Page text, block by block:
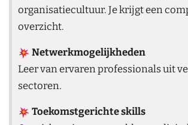
organisatiecultuur. Je krijgt een
overzicht.
Netwerkmogelijkheden
Leer van ervaren professionals uit
sectoren.
Toekomstgerichte skills